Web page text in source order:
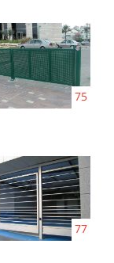
75
77